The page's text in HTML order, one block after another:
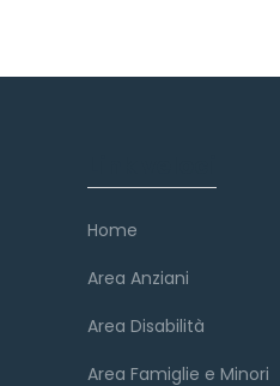
Home
Area Anziani
Area Disabilità
Area Famiglie e Minori